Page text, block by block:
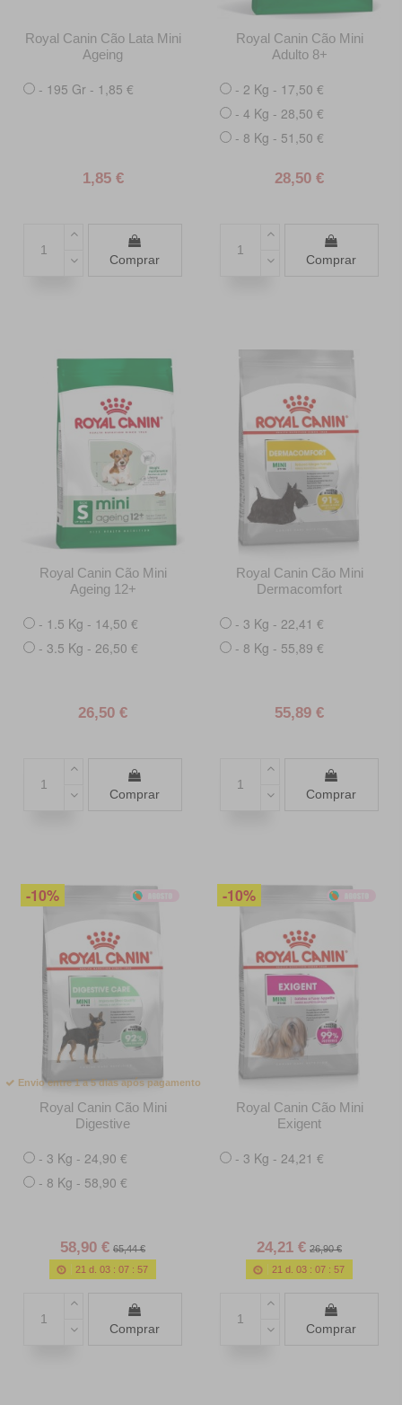
Royal Canin Cão Lata Mini
Ageing
- 195 Gr - 1,85 €
1,85 €
Comprar
Royal Canin Cão Mini
Adulto 8+
- 2 Kg - 17,50 €
- 4 Kg - 28,50 €
- 8 Kg - 51,50 €
28,50 €
Comprar
Royal Canin Cão Mini
Ageing 12+
- 1.5 Kg - 14,50 €
- 3.5 Kg - 26,50 €
26,50 €
Comprar
Royal Canin Cão Mini
Dermacomfort
- 3 Kg - 22,41 €
- 8 Kg - 55,89 €
55,89 €
Comprar
-10%
Envio entre 1 a 5 dias após pagamento
Royal Canin Cão Mini
Digestive
- 3 Kg - 24,90 €
- 8 Kg - 58,90 €
58,90 € 65,44 €
21 d. 03 :07 :55
Comprar
-10%
Royal Canin Cão Mini
Exigent
- 3 Kg - 24,21 €
24,21 € 26,90 €
21 d. 03 :07 :55
Comprar